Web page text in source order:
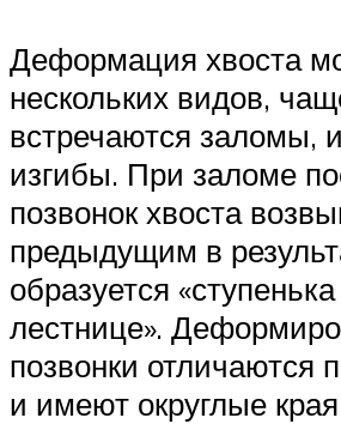
Деформация хвоста
нескольких видов,
встречаются заломы,
изгибы. При заломе
позвонок хвоста
предыдущим в
образуется
лестнице».
позвонки отличаются
и имеют округлые